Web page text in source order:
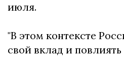
июля.
"В этом контексте
свой вклад и